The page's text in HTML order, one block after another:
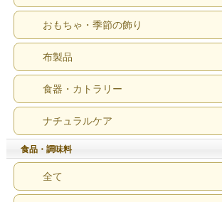
おもちゃ・季節の飾り
布製品
食器・カトラリー
ナチュラルケア
食品・調味料
全て